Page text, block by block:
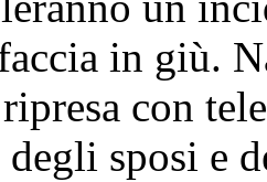
in giù.
con
degli sposi e